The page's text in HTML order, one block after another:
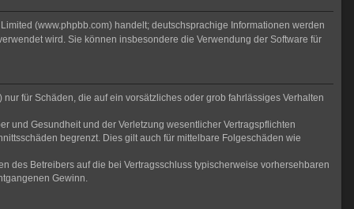
(www.phpbb.com) handelt; deutschsprachige Informationen werden
wird. Sie können insbesondere die Verwendung der Software für
für Schäden, die auf ein vorsätzliches oder grob fahrlässiges Verhalten
und Gesundheit und der Verletzung wesentlicher Vertragspflichten
begrenzt. Dies gilt auch für mittelbare Folgeschäden wie
des Betreibers auf die bei Vertragsschluss typischerweise vorhersehbaren
Gewinn.